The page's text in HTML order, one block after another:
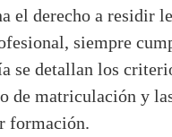
el derecho a residir
siempre
se detallan los
de matriculación y
formación.